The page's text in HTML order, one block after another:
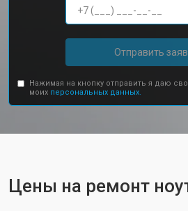
Отправить
Нажимая на кнопку отправить я даю
моих персональных данных.
Цены на ремонт